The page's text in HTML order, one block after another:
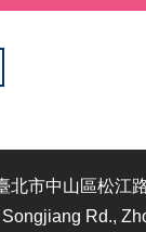
北市中山區松江
Rd.,